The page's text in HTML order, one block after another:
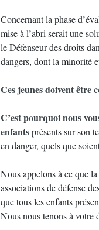
Concernant la phase
mise à l’abri serait une
le Défenseur des droits
dangers, dont la minorité
Ces jeunes doivent être
C’est pourquoi nous
enfantsprésents sur son
en danger, quels que
Nous appelons à ce que
associations de défense
que tous les enfants
Nous nous tenons à votre